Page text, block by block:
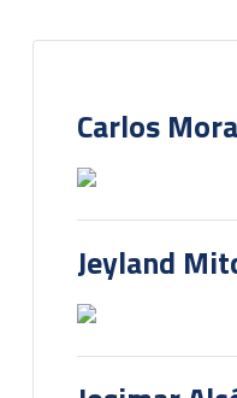
Carlos
Jeyland